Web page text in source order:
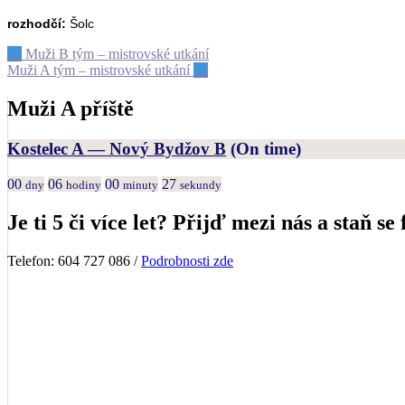
rozhodčí: Šolc
Post
navigation
← Muži B tým – mistrovské utkání
Muži A tým – mistrovské utkání →
Muži A příště
Kostelec A — Nový Bydžov B (On time)
00 dny 06 hodiny 00 minuty 27 sekundy
Je ti 5 či více let? Přijď mezi nás a staň se
Telefon: 604 727 086 /Podrobnosti zde